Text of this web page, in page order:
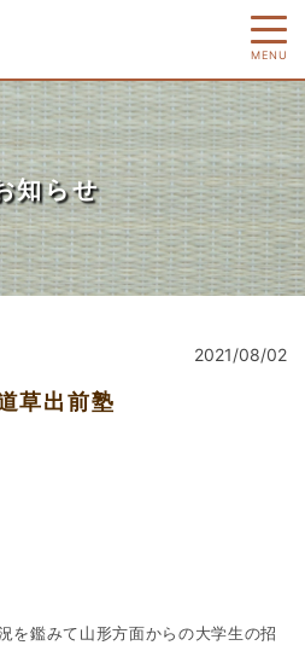
MENU
知らせ
2021/08/02
草出前塾
を鑑みて山形方面からの大学生の招